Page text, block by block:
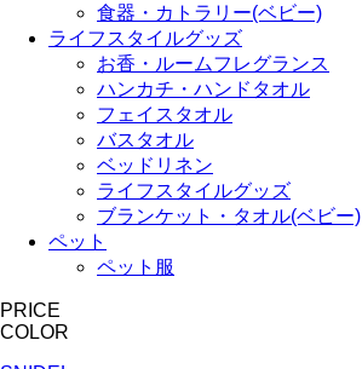
食器・カトラリー(ベビー)
ライフスタイルグッズ
お香・ルームフレグランス
ハンカチ・ハンドタオル
フェイスタオル
バスタオル
ベッドリネン
ライフスタイルグッズ
ブランケット・タオル(ベビー)
ペット
ペット服
PRICE
COLOR